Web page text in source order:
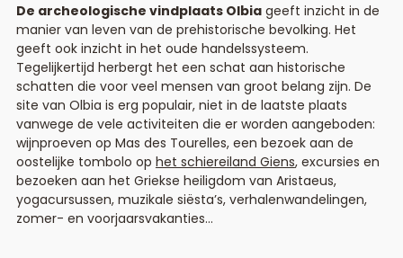
De archeologische vindplaats Olbiageeft inzicht in de
manier van leven van de prehistorische bevolking. Het
geeft ook inzicht in het oude handelssysteem.
Tegelijkertijd herbergt het een schat aan historische
schatten die voor veel mensen van groot belang zijn. De
site van Olbia is erg populair, niet in de laatste plaats
vanwege de vele activiteiten die er worden aangeboden:
wijnproeven op Mas des Tourelles, een bezoek aan de
oostelijke tombolo op het schiereiland Giens, excursies en
bezoeken aan het Griekse heiligdom van Aristaeus,
yogacursussen, muzikale siësta’s, verhalenwandelingen,
zomer- en voorjaarsvakanties…